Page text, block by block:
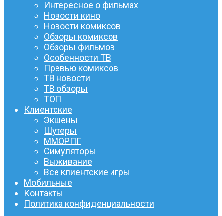
Интересное о фильмах
Новости кино
Новости комиксов
Обзоры комиксов
Обзоры фильмов
Особенности ТВ
Превью комиксов
ТВ новости
ТВ обзоры
ТОП
Клиентские
Экшены
Шутеры
ММОРПГ
Симуляторы
Выживание
Все клиентские игры
Мобильные
Контакты
Политика конфиденциальности